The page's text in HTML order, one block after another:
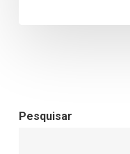
Pesquisar